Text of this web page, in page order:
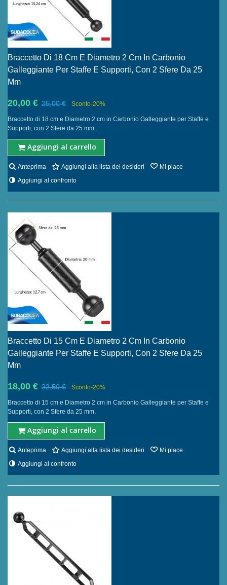
Braccetto Di 18 Cm E Diametro 2 Cm In Carbonio
Galleggiante Per Staffe E Supporti, Con 2 Sfere Da 25
Mm
20,00 € 25,00 € Sconto-20%
Braccetto di 18 cm e Diametro 2 cm in Carbonio Galleggiante per Staffe e
Supporti, con 2 Sfere da 25 mm.
Aggiungi al carrello
Anteprima Aggiungi alla lista dei desideri
Mi piace
Aggiungi al confronto
Braccetto Di 15 Cm E Diametro 2 Cm In Carbonio
Galleggiante Per Staffe E Supporti, Con 2 Sfere Da 25
Mm
18,00 € 22,50 € Sconto-20%
Braccetto di 15 cm e Diametro 2 cm in Carbonio Galleggiante per Staffe e
Supporti, con 2 Sfere da 25 mm.
Aggiungi al carrello
Anteprima Aggiungi alla lista dei desideri
Mi piace
Aggiungi al confronto